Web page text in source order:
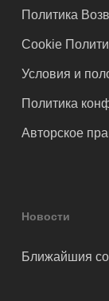
Политика
Cookie
Условия и
Политика
Авторское
Новости
Ближайшия